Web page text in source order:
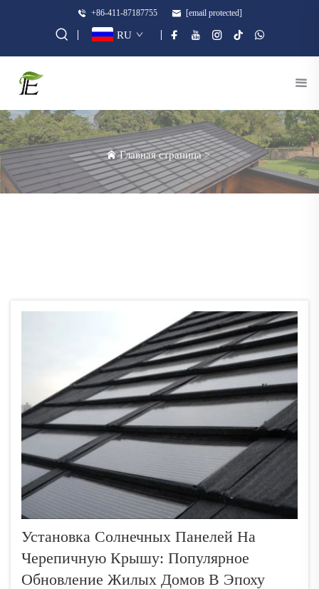
+86-411-87187755 [email protected]
RU
Главная страница>
Установка Солнечных Панелей На
Черепичную Крышу: Популярное
Обновление Жилых Домов В Эпоху